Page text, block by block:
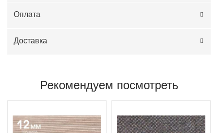
Оплата
Доставка
Рекомендуем посмотреть